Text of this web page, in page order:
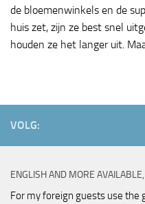
de bloemenwinkels en de
huis zet, zijn ze best snel
houden ze het langer uit.
VOLG:
ENGLISH AND MORE
For my foreign guests use the